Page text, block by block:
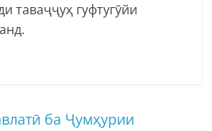
таваҷҷуҳ гуфтугӯйи
ба Ҷумҳурии